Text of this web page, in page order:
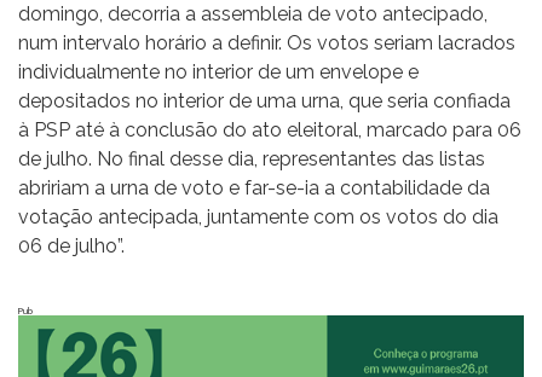
domingo, decorria a assembleia de voto antecipado,
num intervalo horário a definir. Os votos seriam lacrados
individualmente no interior de um envelope e
depositados no interior de uma urna, que seria confiada
à PSP até à conclusão do ato eleitoral, marcado para 06
de julho. No final desse dia, representantes das listas
abririam a urna de voto e far-se-ia a contabilidade da
votação antecipada, juntamente com os votos do dia
06 de julho”.
Pub